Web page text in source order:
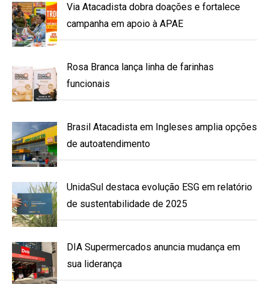
Via Atacadista dobra doações e fortalece
campanha em apoio à APAE
Rosa Branca lança linha de farinhas
funcionais
Brasil Atacadista em Ingleses amplia opções
de autoatendimento
UnidaSul destaca evolução ESG em relatório
de sustentabilidade de 2025
DIA Supermercados anuncia mudança em
sua liderança